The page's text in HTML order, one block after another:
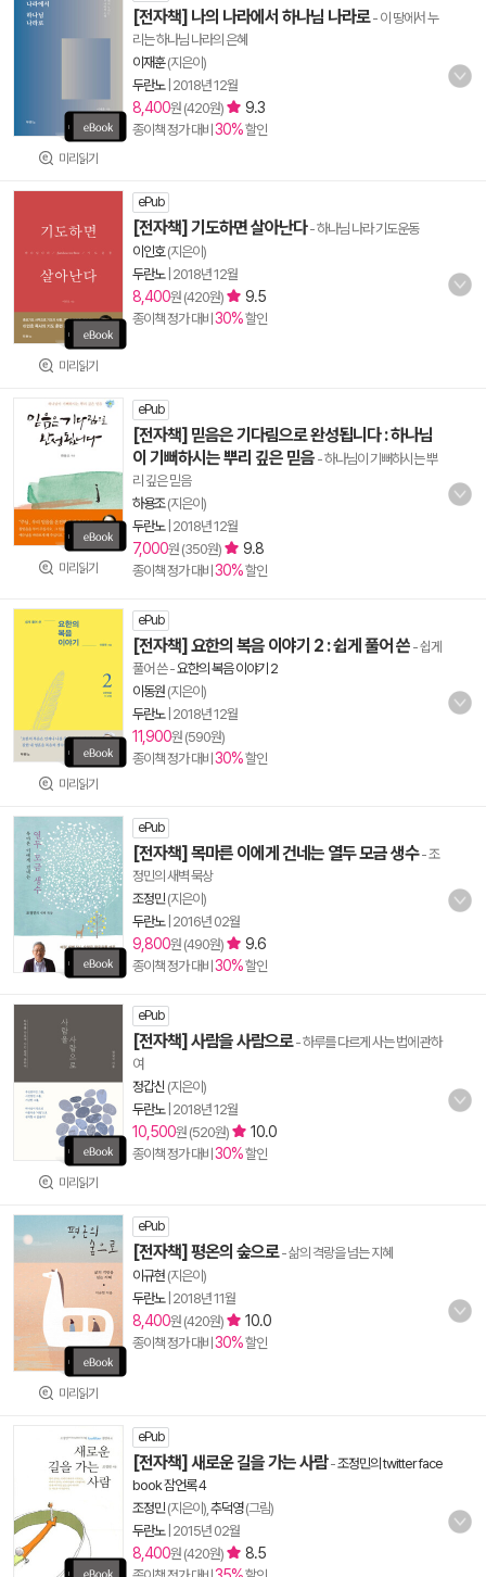
미리읽기
[전자책] 나의 나라에서 하나님 나라로- 이 땅에서 누
리는 하나님 나라의 은혜
이재훈(지은이)
두란노| 2018년 12월
8,400원 (420원) 9.3
종이책 정가 대비 30%할인
미리읽기
ePub
[전자책] 기도하면 살아난다- 하나님 나라 기도운동
이인호(지은이)
두란노| 2018년 12월
8,400원 (420원) 9.5
종이책 정가 대비 30%할인
미리읽기
ePub
[전자책] 믿음은 기다림으로 완성됩니다 : 하나님
이 기뻐하시는 뿌리 깊은 믿음 - 하나님이 기뻐하시는 뿌
리 깊은 믿음
하용조(지은이)
두란노| 2018년 12월
7,000원 (350원) 9.8
종이책 정가 대비 30%할인
미리읽기
ePub
[전자책] 요한의 복음 이야기 2 : 쉽게 풀어 쓴 - 쉽게
풀어 쓴-요한의 복음 이야기 2
이동원 (지은이)
두란노| 2018년 12월
11,900원 (590원)
종이책 정가 대비 30%할인
ePub
[전자책] 목마른 이에게 건네는 열두 모금 생수- 조
정민의 새벽 묵상
조정민(지은이)
두란노| 2016년 02월
9,800원 (490원) 9.6
종이책 정가 대비 30%할인
미리읽기
ePub
[전자책] 사람을 사람으로- 하루를 다르게 사는 법에 관하
여
정갑신 (지은이)
두란노| 2018년 12월
10,500원 (520원) 10.0
종이책 정가 대비 30%할인
미리읽기
ePub
[전자책] 평온의 숲으로- 삶의 격랑을 넘는 지혜
이규현 (지은이)
두란노| 2018년 11월
8,400원 (420원) 10.0
종이책 정가 대비 30%할인
ePub
[전자책] 새로운 길을 가는 사람-조정민의 twitter face
book 잠언록 4
조정민(지은이), 추덕영(그림)
두란노| 2015년 02월
8,400원 (420원) 8.5